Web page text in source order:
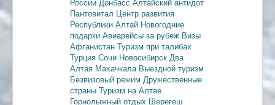
Пантовитал Центр развития
Республики Алтай Новогодние
подарки Авиарейсы за рубеж Визы
Афганистан Туризм при талибах
Турция Сочи Новосибирск Два
Алтая Махачкала Выездной туризм
Безвизовый режим Дружественные
страны Туризм на Алтае
Горнолыжный отдых Шерегеш